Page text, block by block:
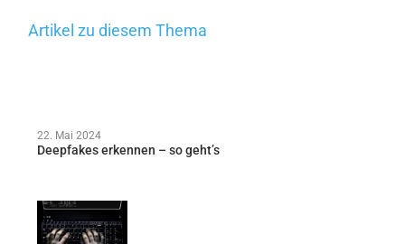
Artikel zu diesem Thema
22. Mai 2024
Deepfakes erkennen – so geht’s